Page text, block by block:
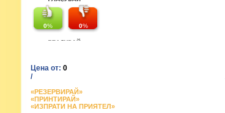
0% 0%
Цена от: 0
/
«РЕЗЕРВИРАЙ»
«ПРИНТИРАЙ»
«ИЗПРАТИ НА ПРИЯТЕЛ»